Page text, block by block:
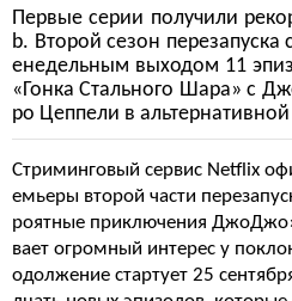
Первые серии получили
b. Второй сезон перезапуска
енедельным выходом 11
«Гонка Стального Шара» с
ро Цеппели в
Стриминговый сервис Netflix
емьеры второй части
роятные приключения
вает огромный интерес у
одолжение стартует 25